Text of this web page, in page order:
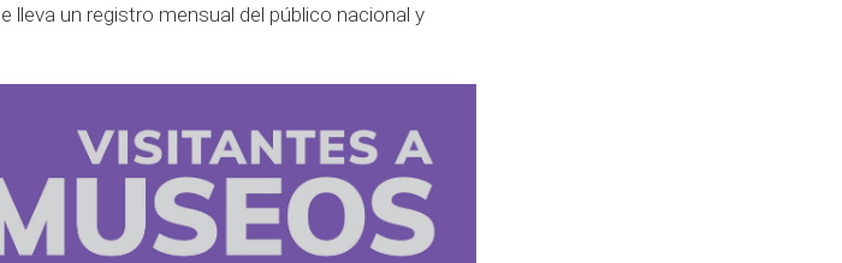
un registro mensual del público nacional y